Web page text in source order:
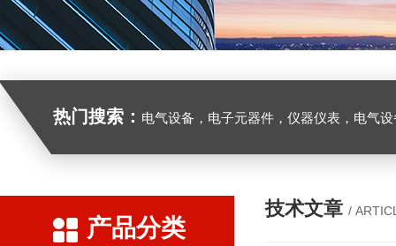
热门搜索： 电气设备，电子元器件，仪器仪表，电气
产品分类
技术文章 /